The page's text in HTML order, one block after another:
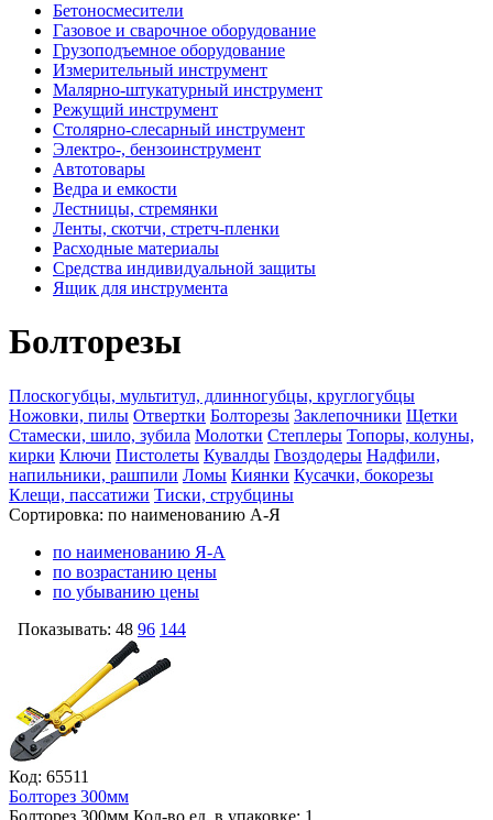
Бетоносмесители
Газовое и сварочное оборудование
Грузоподъемное оборудование
Измерительный инструмент
Малярно-штукатурный инструмент
Режущий инструмент
Столярно-слесарный инструмент
Электро-, бензоинструмент
Автотовары
Ведра и емкости
Лестницы, стремянки
Ленты, скотчи, стретч-пленки
Расходные материалы
Средства индивидуальной защиты
Ящик для инструмента
Болторезы
Плоскогубцы, мультитул, длинногубцы, круглогубцы
Ножовки, пилы Отвертки Болторезы Заклепочники Щетки
Стамески, шило, зубила Молотки Степлеры Топоры, колуны,
кирки Ключи Пистолеты Кувалды Гвоздодеры Надфили,
напильники, рашпили Ломы Киянки Кусачки, бокорезы
Клещи, пассатижи Тиски, струбцины
Сортировка: по наименованию А-Я
по наименованию Я-А
по возрастанию цены
по убыванию цены
Показывать: 48 96 144
Код: 65511
Болторез 300мм
Болторез 300мм Кол-во ед. в упаковке: 1